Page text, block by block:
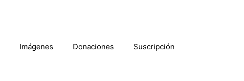
Imágenes Donaciones Suscripción